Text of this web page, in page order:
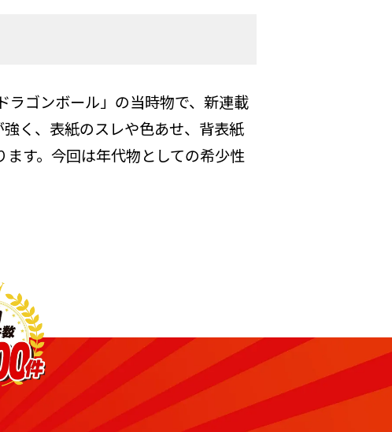
ゴンボール」の当時物で、新連載
く、表紙のスレや色あせ、背表紙
す。今回は年代物としての希少性